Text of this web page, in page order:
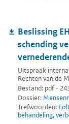
Beslissing
schending
Uitspraak
Rechten van de
Bestand: pdf -
Dossier:
Trefwoorden:
behandeling,